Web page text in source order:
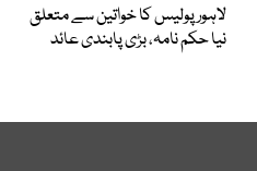
لاہور پولیس کا خواتین سے متعلق
نیا حکم نامہ، بڑی پابندی عائد